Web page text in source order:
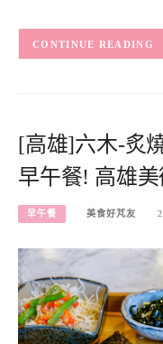
CONTINUE READING
[高雄]六木-炙
早午餐! 高雄
早午餐 美食好芃友